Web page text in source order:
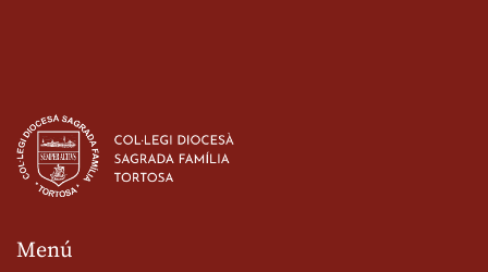
d’ESO-BSD a Irlanda
23 de març de 2026
Menú